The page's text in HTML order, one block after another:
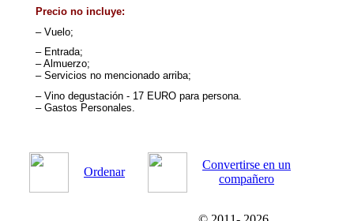
Precio no incluye:
– Vuelo;
– Entrada;
– Almuerzo;
– Servicios no mencionado arriba;
– Vino degustación - 17 EURO para persona.
– Gastos Personales.
Ordenar
Convertirse en un
compañero